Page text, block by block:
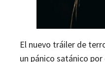
El nuevo tráiler de
un pánico satánico